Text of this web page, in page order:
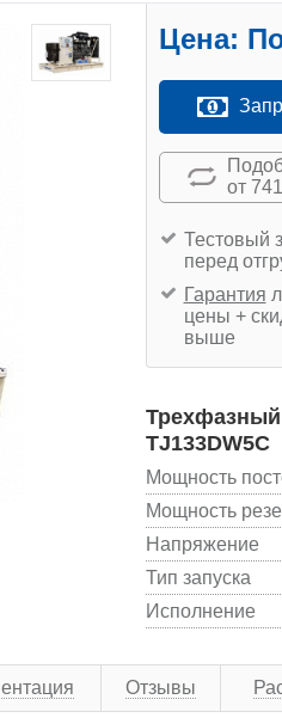
Цена:
от
Тестовый
перед
Гарантия
цены +
выше
Трехфазный
TJ133DW5C
Мощность
Мощность
Напряжение
Тип запуска
Исполнение
Отзывы